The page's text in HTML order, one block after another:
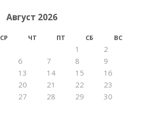
Август 2026
СР ЧТ ПТ СБ ВС
1
2
6 7 8
9
13 14 15
16
20 21 22
23
27 28 29
30